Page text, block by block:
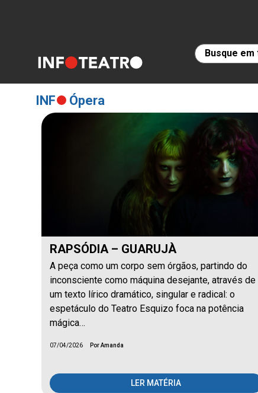
INF Ópera
RAPSÓDIA – GUARUJÀ
A peça como um corpo sem órgãos, partindo do
inconsciente como máquina desejante, através de
um texto lírico dramático, singular e radical: o
espetáculo do Teatro Esquizo foca na potência
mágica…
07/04/2026 Por Amanda
LER MATÉRIA